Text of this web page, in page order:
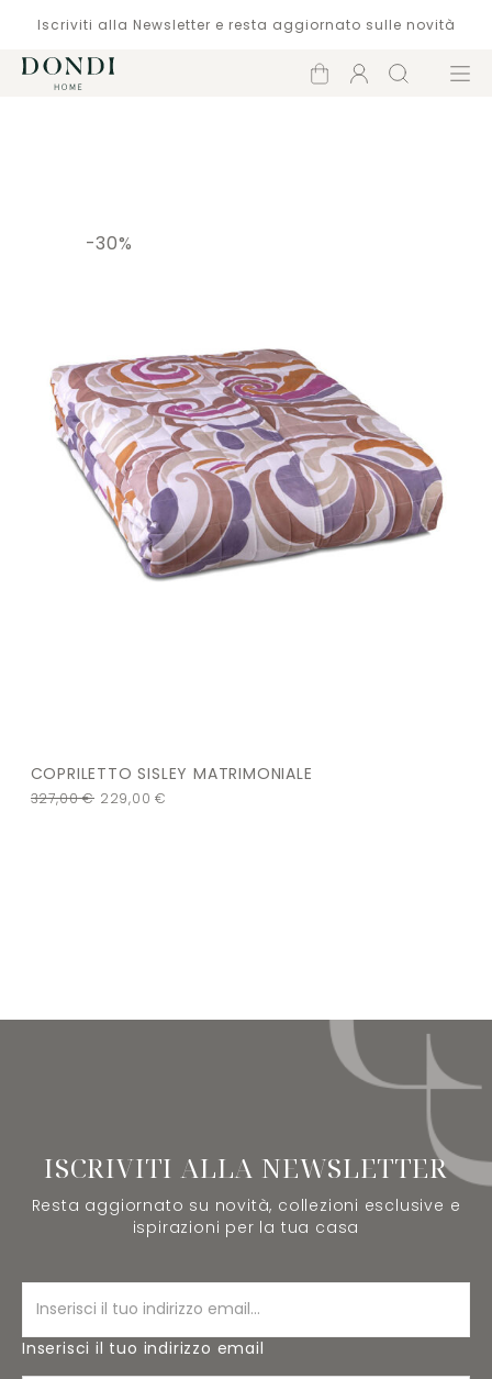
Iscriviti alla Newsletter e resta aggiornato sulle novità
Carrello
Account
Cerca Menù
COPRILETTO SISLEY MATRIMONIALE
327,00€ 229,00€
-30%
ISCRIVITI ALLA NEWSLETTER
Resta aggiornato su novità, collezioni esclusive e
ispirazioni per la tua casa
Inserisci il tuo indirizzo email